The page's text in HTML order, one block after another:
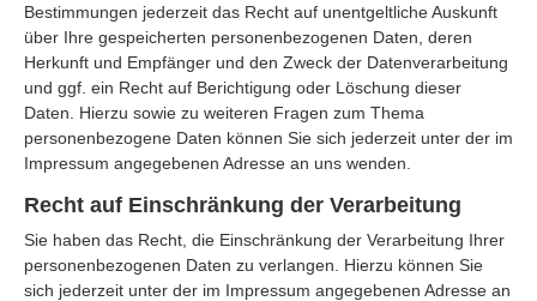
Bestimmungen jederzeit das Recht auf unentgeltliche Auskunft
über Ihre gespeicherten personenbezogenen Daten, deren
Herkunft und Empfänger und den Zweck der Datenverarbeitung
und ggf. ein Recht auf Berichtigung oder Löschung dieser
Daten. Hierzu sowie zu weiteren Fragen zum Thema
personenbezogene Daten können Sie sich jederzeit unter der im
Impressum angegebenen Adresse an uns wenden.
Recht auf Einschränkung der Verarbeitung
Sie haben das Recht, die Einschränkung der Verarbeitung Ihrer
personenbezogenen Daten zu verlangen. Hierzu können Sie
sich jederzeit unter der im Impressum angegebenen Adresse an